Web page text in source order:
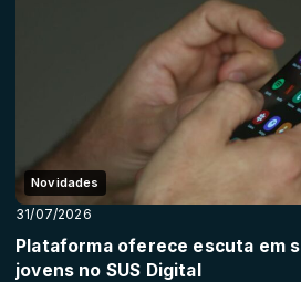
Novidades
31/07/2026
Plataforma oferece escuta em
jovens no SUS Digital